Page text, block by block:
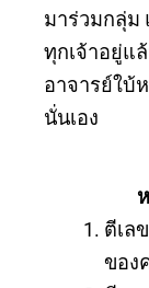
มาร่วมกลุ่ม
ทุกเจ้าอยู่แ
อาจารย์ใบ้
นั่นเอง
ตีเล
ของ